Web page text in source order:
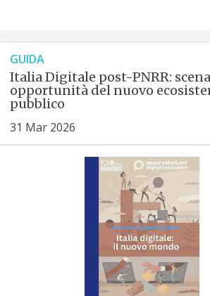
GUIDA
Italia Digitale post-PNRR:
opportunità del nuovo
pubblico
31 Mar 2026